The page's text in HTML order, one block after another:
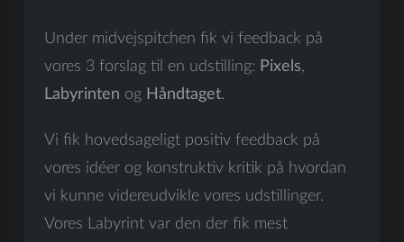
Under midvejspitchen fik vi feedback på
vores 3 forslag til en udstilling: Pixels,
Labyrinten og Håndtaget.
Vi fik hovedsageligt positiv feedback på
vores idéer og konstruktiv kritik på hvordan
vi kunne videreudvikle vores udstillinger.
Vores Labyrint var den der fik mest